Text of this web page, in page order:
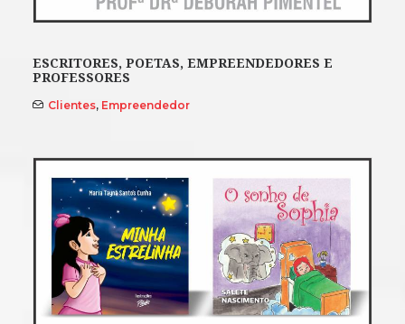
ESCRITORES, POETAS, EMPREENDEDORES E
PROFESSORES
Clientes, Empreendedor